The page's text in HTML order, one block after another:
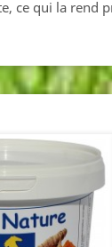
ce qui la rend